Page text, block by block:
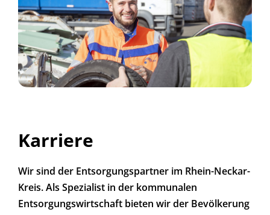
Karriere
Wir sind der Entsorgungspartner im Rhein-Neckar-
Kreis. Als Spezialist in der kommunalen
Entsorgungswirtschaft bieten wir der Bevölkerung